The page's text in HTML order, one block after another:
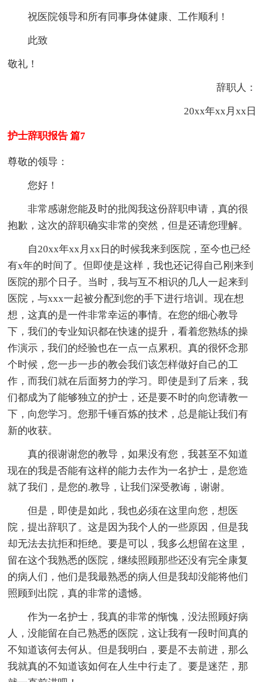
祝医院领导和所有同事身体健康、工作顺利！
此致
敬礼！
辞职人：
20xx年xx月xx日
护士辞职报告 篇7
尊敬的领导：
您好！
非常感谢您能及时的批阅我这份辞职申请，真的很
抱歉，这次的辞职确实非常的突然，但是还请您理解。
自20xx年xx月xx日的时候我来到医院，至今也已经
有x年的时间了。但即使是这样，我也还记得自己刚来到
医院的那个日子。当时，我与互不相识的几人一起来到
医院，与xxx一起被分配到您的手下进行培训。现在想
想，这真的是一件非常幸运的事情。在您的细心教导
下，我们的专业知识都在快速的提升，看着您熟练的操
作演示，我们的经验也在一点一点累积。真的很怀念那
个时候，您一步一步的教会我们该怎样做好自己的工
作，而我们就在后面努力的学习。即使是到了后来，我
们都成为了能够独立的护士，还是要不时的向您请教一
下，向您学习。您那千锤百炼的技术，总是能让我们有
新的收获。
真的很谢谢您的教导，如果没有您，我甚至不知道
现在的我是否能有这样的能力去作为一名护士，是您造
就了我们，是您的.教导，让我们深受教诲，谢谢。
但是，即使是如此，我也必须在这里向您，想医
院，提出辞职了。这是因为我个人的一些原因，但是我
却无法去抗拒和拒绝。要是可以，我多么想留在这里，
留在这个我熟悉的医院，继续照顾那些还没有完全康复
的病人们，他们是我最熟悉的病人但是我却没能将他们
照顾到出院，真的非常的遗憾。
作为一名护士，我真的非常的惭愧，没法照顾好病
人，没能留在自己熟悉的医院，这让我有一段时间真的
不知道该何去何从。但是我明白，要是不去前进，那么
我就真的不知道该如何在人生中行走了。要是迷茫，那